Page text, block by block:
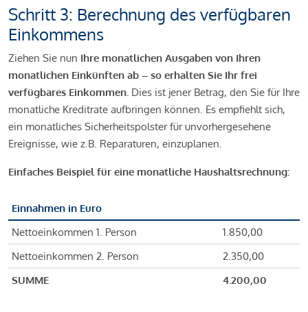
Schritt 3: Berechnung des verfügbaren
Einkommens
Ziehen Sie nun Ihre monatlichen Ausgaben von Ihren
monatlichen Einkünften ab – so erhalten Sie Ihr frei
verfügbares Einkommen. Dies ist jener Betrag, den Sie für Ihre
monatliche Kreditrate aufbringen können. Es empfiehlt sich,
ein monatliches Sicherheitspolster für unvorhergesehene
Ereignisse, wie z.B. Reparaturen, einzuplanen.
Einfaches Beispiel für eine monatliche Haushaltsrechnung:
Einnahmen in Euro
Nettoeinkommen 1. Person
1.850,00
Nettoeinkommen 2. Person
2.350,00
SUMME
4.200,00